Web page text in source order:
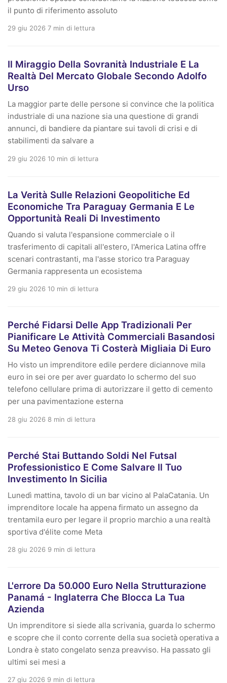
il punto di riferimento assoluto
29 giu 2026 7 min di lettura
Il Miraggio Della Sovranità Industriale E La
Realtà Del Mercato Globale Secondo Adolfo
Urso
La maggior parte delle persone si convince che la politica
industriale di una nazione sia una questione di grandi
annunci, di bandiere da piantare sui tavoli di crisi e di
stabilimenti da salvare a
29 giu 2026 10 min di lettura
La Verità Sulle Relazioni Geopolitiche Ed
Economiche Tra Paraguay Germania E Le
Opportunità Reali Di Investimento
Quando si valuta l'espansione commerciale o il
trasferimento di capitali all'estero, l'America Latina offre
scenari contrastanti, ma l'asse storico tra Paraguay
Germania rappresenta un ecosistema
29 giu 2026 10 min di lettura
Perché Fidarsi Delle App Tradizionali Per
Pianificare Le Attività Commerciali Basandosi
Su Meteo Genova Ti Costerà Migliaia Di Euro
Ho visto un imprenditore edile perdere diciannove mila
euro in sei ore per aver guardato lo schermo del suo
telefono cellulare prima di autorizzare il getto di cemento
per una pavimentazione esterna
28 giu 2026 8 min di lettura
Perché Stai Buttando Soldi Nel Futsal
Professionistico E Come Salvare Il Tuo
Investimento In Sicilia
Lunedì mattina, tavolo di un bar vicino al PalaCatania. Un
imprenditore locale ha appena firmato un assegno da
trentamila euro per legare il proprio marchio a una realtà
sportiva d'élite come Meta
28 giu 2026 9 min di lettura
L'errore Da 50.000 Euro Nella Strutturazione
Panamá - Inglaterra Che Blocca La Tua
Azienda
Un imprenditore si siede alla scrivania, guarda lo schermo
e scopre che il conto corrente della sua società operativa a
Londra è stato congelato senza preavviso. Ha passato gli
ultimi sei mesi a
27 giu 2026 9 min di lettura